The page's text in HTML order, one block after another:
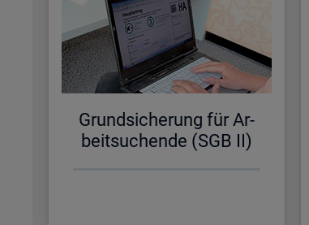
Grund­si­che­rung für Ar­
beit­su­chen­de (SGB II)